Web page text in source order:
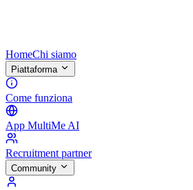
HomeChi siamo
Piattaforma
Come funziona
App MultiMe AI
Recruitment partner
Community